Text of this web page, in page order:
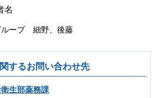
名
ループ 細野、後藤
するお問い合わせ先
生部薬務課